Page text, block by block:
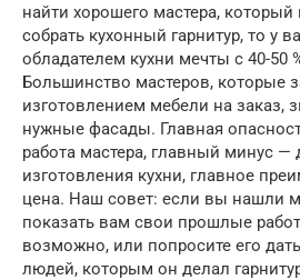
найти хорошего мастера,
собрать кухонный гарнитур, то у
обладателем кухни мечты с 40-50
Большинство мастеров, которые
изготовлением мебели на заказ,
нужные фасады. Главная
работа мастера, главный минус —
изготовления кухни, главное
цена. Наш совет: если вы нашли
показать вам свои прошлые
возможно, или попросите его
людей, которым он делал